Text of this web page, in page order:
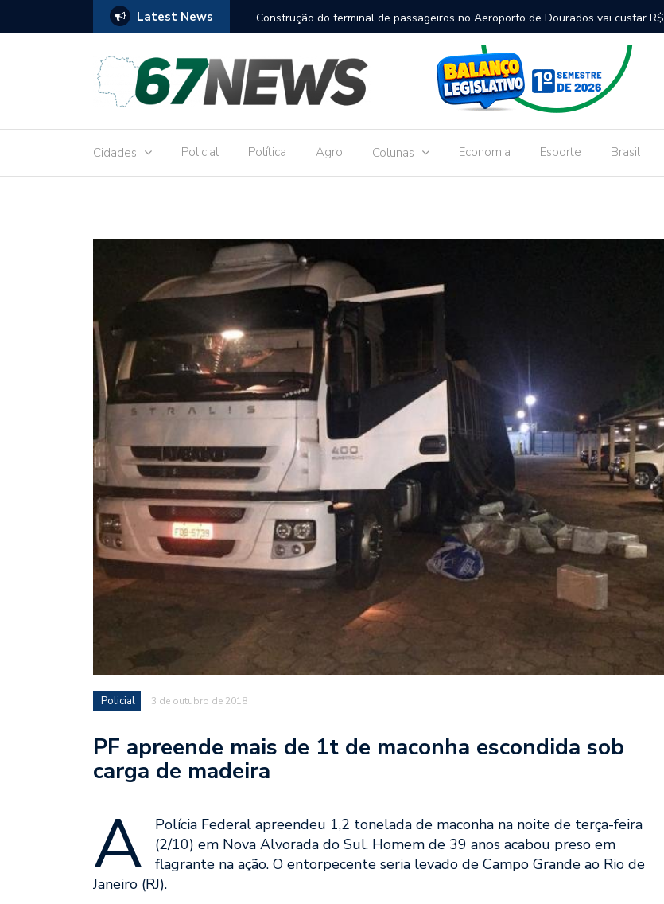
Latest News
réu por receber Pix de editora que desviou
Construção do terminal de passageiros no Aeroporto de Dourados vai custar R$
9,8 milhões
Cidades Policial Política Agro Colunas Economia Esporte Brasil
Policial 3 de outubro de 2018
PF apreende mais de 1t de maconha escondida sob
carga de madeira
A
Polícia Federal apreendeu 1,2 tonelada de maconha na noite de terça-feira
(2/10) em Nova Alvorada do Sul. Homem de 39 anos acabou preso em
flagrante na ação. O entorpecente seria levado de Campo Grande ao Rio de
Janeiro (RJ).